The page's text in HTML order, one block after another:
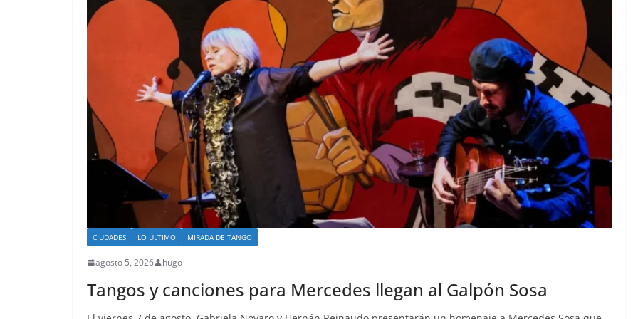
CIUDADES LO ÚLTIMO MIRADA DE TANGO
agosto 5, 2026 hugo
Tangos y canciones para Mercedes llegan al Galpón Sosa